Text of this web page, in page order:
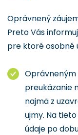
Oprávnený
Preto Vás
pre ktoré osobné
Oprávneným
preukázanie
najmä z
ujmy. Na
údaje po